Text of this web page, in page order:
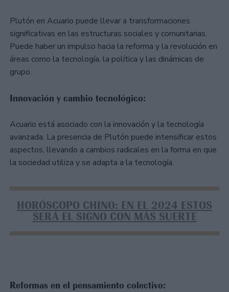
Plutón en Acuario puede llevar a transformaciones
significativas en las estructuras sociales y comunitarias.
Puede haber un impulso hacia la reforma y la revolución en
áreas como la tecnología, la política y las dinámicas de
grupo.
Innovación y cambio tecnológico:
Acuario está asociado con la innovación y la tecnología
avanzada. La presencia de Plutón puede intensificar estos
aspectos, llevando a cambios radicales en la forma en que
la sociedad utiliza y se adapta a la tecnología.
HORÓSCOPO CHINO: EN EL 2024 ESTOS
SERÁ EL SIGNO CON MÁS SUERTE
Reformas en el pensamiento colectivo: